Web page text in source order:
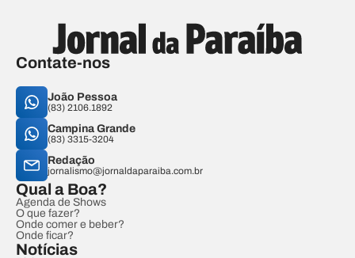
Contate-nos
João Pessoa
(83) 2106.1892
Campina Grande
(83) 3315-3204
Redação
jornalismo@jornaldaparaiba.com.br
Qual a Boa?
Agenda de Shows
O que fazer?
Onde comer e beber?
Onde ficar?
Notícias